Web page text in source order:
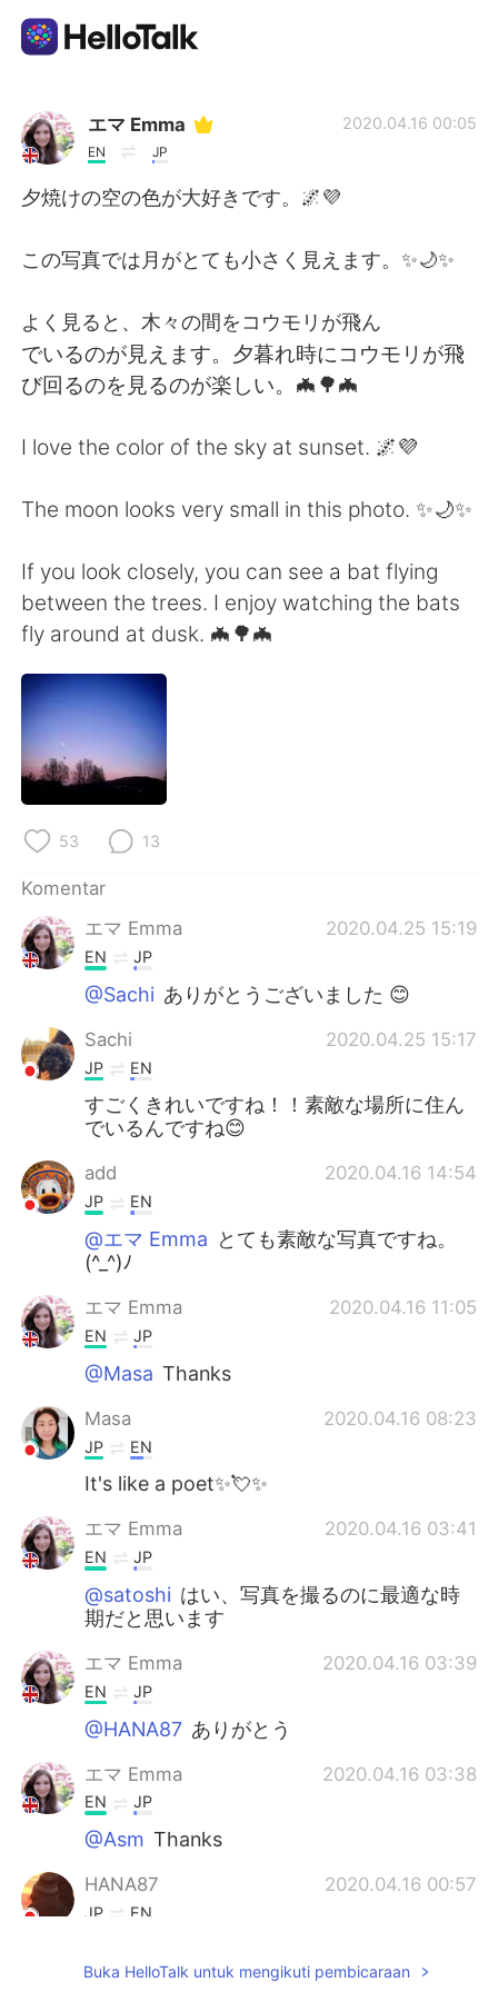
Aplikasi Pertukaran Bahasa
AI Grammar Checker
English 简体中文
繁體中文 Español
العربية Français
Deutsch 日本語
한국어
ไทย Italiano
Türkçe
Português
エマ Emma
EN JP
2020.04.16 00:05
夕焼けの空の色が大好きです。🌌💜
この写真では月がとても小さく見えます。✨🌙✨
よく見ると、木々の間をコウモリが飛ん
でいるのが見えます。夕暮れ時にコウモリが飛
び回るのを見るのが楽しい。🦇🌳🦇
I love the color of the sky at sunset. 🌌💜
The moon looks very small in this photo. ✨🌙✨
If you look closely, you can see a bat flying
between the trees. I enjoy watching the bats
fly around at dusk. 🦇🌳🦇
53 13
Komentar
エマ Emma
2020.04.25 15:19
EN JP
@Sachi ありがとうございました 😊
Sachi 2020.04.25 15:17
JP EN
すごくきれいですね！！素敵な場所に住ん
でいるんですね😊
add 2020.04.16 14:54
JP EN
@エマ Emma とても素敵な写真ですね。
(^_^)ﾉ
エマ Emma 2020.04.16 11:05
EN JP
@Masa Thanks
Masa 2020.04.16 08:23
JP EN
It's like a poet✨💘✨
エマ Emma 2020.04.16 03:41
EN JP
@satoshi はい、写真を撮るのに最適な時
期だと思います
エマ Emma 2020.04.16 03:39
EN JP
@HANA87 ありがとう
エマ Emma 2020.04.16 03:38
EN JP
@Asm Thanks
HANA87 2020.04.16 00:57
JP EN
Buka HelloTalk untuk mengikuti pembicaraan